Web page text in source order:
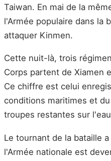
Taiwan. En mai de la
l'Armée populaire dans la
attaquer Kinmen.
Cette nuit-là, trois
Corps partent de Xiamen
Ce chiffre est celui
conditions maritimes et
troupes restantes sur
Le tournant de la bataille
l'Armée nationale est